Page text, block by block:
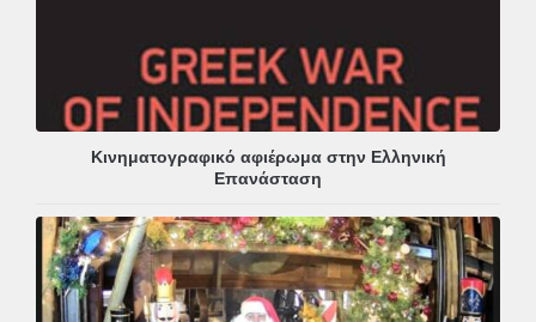
Κινηματογραφικό αφιέρωμα στην Ελληνική
Επανάσταση